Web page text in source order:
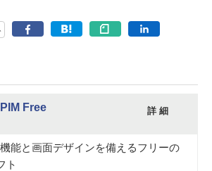
Free 詳 細
機能と画面デザインを備えるフリーの
ト